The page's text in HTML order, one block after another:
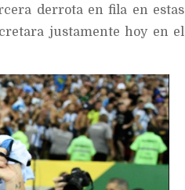
derrota en fila en estas
justamente hoy en el